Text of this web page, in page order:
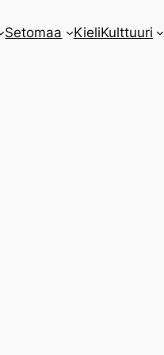
Setomaa KieliKulttuuri